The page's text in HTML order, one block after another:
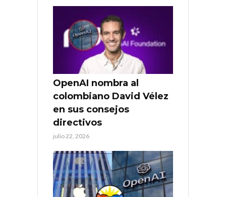
OpenAI nombra al
colombiano David Vélez
en sus consejos
directivos
julio 22, 2026